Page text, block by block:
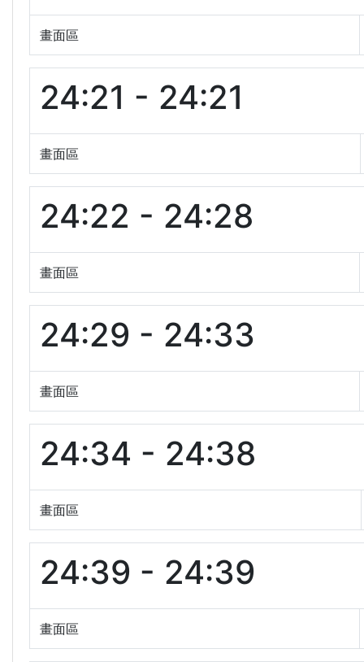
畫面區
24:21 - 24:21
畫面區
24:22 - 24:28
畫面區
24:29 - 24:33
畫面區
24:34 - 24:38
畫面區
24:39 - 24:39
畫面區